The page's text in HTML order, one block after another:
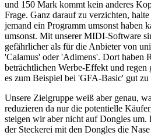
und 150 Mark kommt kein anderes
Frage. Ganz darauf zu verzichten,
jemand ein Programm umsonst haben
umsonst. Mit unserer MIDI-Software
gefährlicher als für die Anbieter von
'Calamus' oder 'Adimens'. Dort haben
beträchtlichen Werbe-Effekt und regen
es zum Beispiel bei 'GFA-Basic' gut zu
Unsere Zielgruppe weiß aber genau,
reduzieren da nur die potentielle
steigen wir aber nicht auf Dongles um.
der Steckerei mit den Dongles die